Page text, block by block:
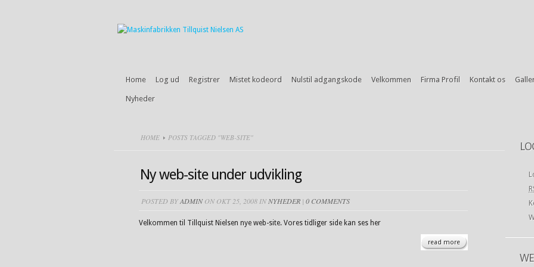
Home Log ud Registrer Mistet kodeord Nulstil adgangskode Velkommen Firma Profil Kontakt os
Nyheder
HOME POSTS TAGGED "WEB-SITE"
Ny web-site under udvikling
POSTED BYADMINON OKT 25, 2008 IN NYHEDER | 0 COMMENTS
Velkommen til Tillquist Nielsen nye web-site. Vores tidliger side kan ses her
read more